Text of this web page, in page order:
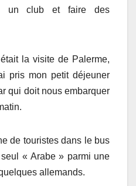
un club et faire des
la visite de Palerme,
pris mon petit déjeuner
qui doit nous embarquer
de touristes dans le bus
« Arabe » parmi une
allemands.